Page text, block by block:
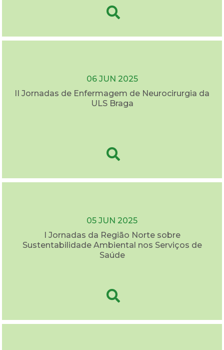
06 JUN 2025
II Jornadas de Enfermagem de Neurocirurgia da
ULS Braga
05 JUN 2025
I Jornadas da Região Norte sobre
Sustentabilidade Ambiental nos Serviços de
Saúde